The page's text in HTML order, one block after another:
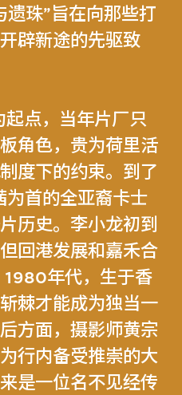
遗珠”旨在向那些打
辟新途的先驱致
点，当年片厂只
角色，贵为荷里活
度下的约束。到了
首的全亚裔卡士
历史。李小龙初到
回港发展和嘉禾合
年代，生于香
棘才能成为独当一
方面，摄影师黄宗
行内备受推崇的大
是一位名不见经传